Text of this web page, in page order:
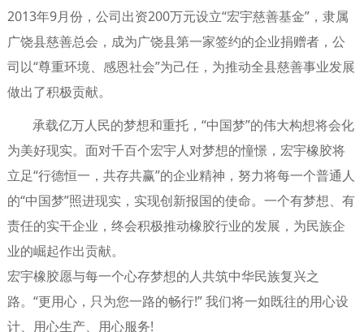
2013年9月份，公司出资200万元设立“宏宇慈善基金”，隶属
广饶县慈善总会，成为广饶县第一家签约的企业捐赠者，公
司以“尊重环境、感恩社会”为己任，为推动全县慈善事业发展
做出了积极贡献。
承载亿万人民的梦想和重托，“中国梦”的伟大构想将会化
为美好现实。面对千百个宏宇人对梦想的憧憬，宏宇橡胶将
立足“行德恒一，共存共赢”的企业精神，努力将每一个普通人
的“中国梦”照进现实，实现创新报国的使命。一个有梦想、有
责任的实干企业，终会积极推动橡胶行业的发展，为民族企
业的崛起作出贡献。
宏宇橡胶愿与每一个心存梦想的人共筑中华民族复兴之
路。“更用心，只为您一路的畅行!” 我们将一如既往的用心设
计、用心生产、用心服务!